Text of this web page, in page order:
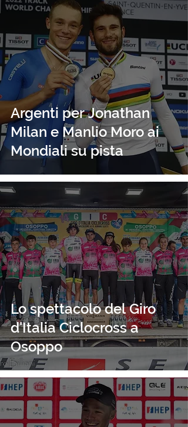
Argenti per Jonathan
Milan e Manlio Moro ai
Mondiali su pista
Lo spettacolo del Giro
d'Italia Ciclocross a
Osoppo